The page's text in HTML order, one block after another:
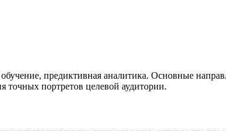
предиктивная аналитика. Основные
точных портретов целевой аудитории.